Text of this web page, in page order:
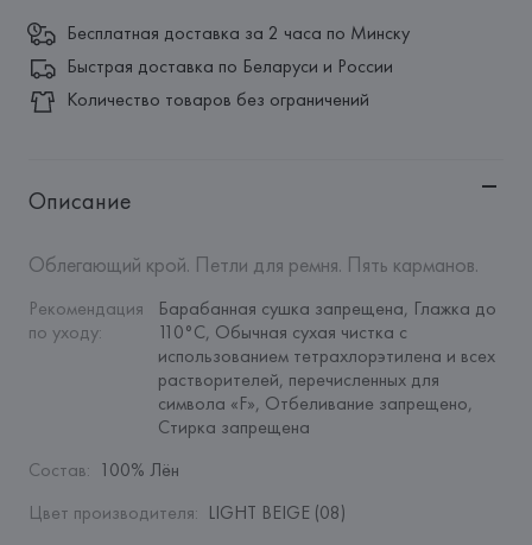
Бесплатная доставка за 2 часа по Минску
Быстрая доставка по Беларуси и России
Количество товаров без ограничений
Описание
Облегающий крой. Петли для ремня. Пять карманов.
Рекомендация
по уходу:
Барабанная сушка запрещена, Глажка до
110°C, Обычная сухая чистка с
использованием тетрахлорэтилена и всех
растворителей, перечисленных для
символа «F», Отбеливание запрещено,
Стирка запрещена
Состав: 100% Лён
Цвет производителя: LIGHT BEIGE (08)